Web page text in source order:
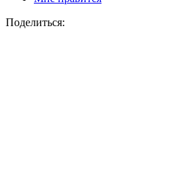
Поделиться: